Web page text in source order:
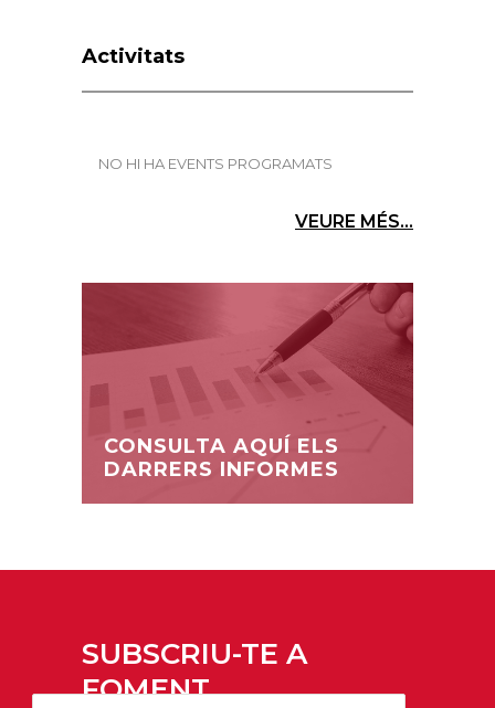
Activitats
NO HI HA EVENTS PROGRAMATS
VEURE MÉS...
CONSULTA AQUÍ ELS
DARRERS INFORMES
SUBSCRIU-TE A
FOMENT